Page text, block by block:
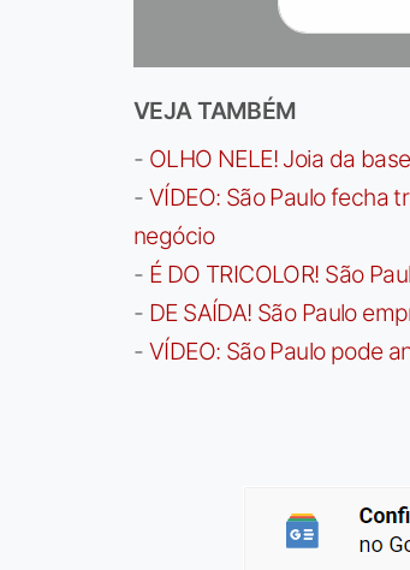
VEJA TAMBÉM
- OLHO NELE! Joia da
- VÍDEO: São Paulo fecha
negócio
- É DO TRICOLOR! São
- DE SAÍDA! São Paulo
- VÍDEO: São Paulo pode